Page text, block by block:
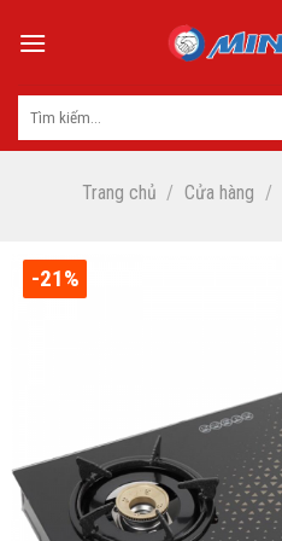
Trang chủ / Cửa hàng /
-21%